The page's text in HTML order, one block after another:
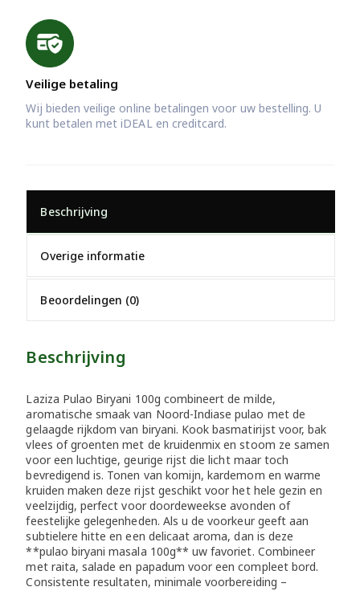
Veilige betaling
Wij bieden veilige online betalingen voor uw bestelling. U
kunt betalen met iDEAL en creditcard.
Beschrijving
Overige informatie
Beoordelingen (0)
Beschrijving
Laziza Pulao Biryani 100g combineert de milde,
aromatische smaak van Noord-Indiase pulao met de
gelaagde rijkdom van biryani. Kook basmatirijst voor, bak
vlees of groenten met de kruidenmix en stoom ze samen
voor een luchtige, geurige rijst die licht maar toch
bevredigend is. Tonen van komijn, kardemom en warme
kruiden maken deze rijst geschikt voor het hele gezin en
veelzijdig, perfect voor doordeweekse avonden of
feestelijke gelegenheden. Als u de voorkeur geeft aan
subtielere hitte en een delicaat aroma, dan is deze
**pulao biryani masala 100g** uw favoriet. Combineer
met raita, salade en papadum voor een compleet bord.
Consistente resultaten, minimale voorbereiding –